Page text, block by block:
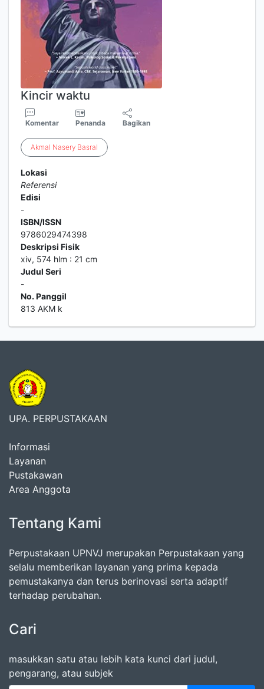
Kincir waktu
Komentar Penanda Bagikan
Akmal Nasery Basral
Lokasi
Referensi
Edisi
-
ISBN/ISSN
9786029474398
Deskripsi Fisik
xiv, 574 hlm : 21 cm
Judul Seri
-
No. Panggil
813 AKM k
UPA. PERPUSTAKAAN
Informasi
Layanan
Pustakawan
Area Anggota
Tentang Kami
Perpustakaan UPNVJ merupakan Perpustakaan yang
selalu memberikan layanan yang prima kepada
pemustakanya dan terus berinovasi serta adaptif
terhadap perubahan.
Cari
masukkan satu atau lebih kata kunci dari judul,
pengarang, atau subjek